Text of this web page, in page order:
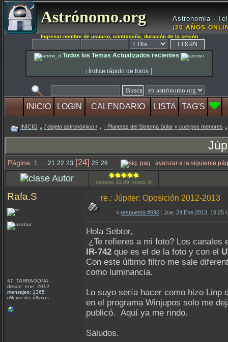
Astrónomo.org Astronomía ·
¡20 AÑOS
Ingresar nombre de usuario, contraseña, duración de la sesión
Todos los Temas Actualizados recientes
| Índice rápido de foros |
INICIO LOGIN CALENDARIO LISTA TAG'S
INICIO / objeto astronómico / · Planetas del Sistema Solar y cuerpos menores
Página: 1 21 22 23 [24] 25 26 avanzar a la siguiente
Autor astrons: 11.09 votos: 9
Rafa.S
47 TARRAGONA
desde: ene, 2012
mensajes: 1365
clik ver los últimos
re.: Júpiter: Oposición 2012-2013
« respuesta #690 : Jue, 24 Ene 2013, 19:25
Hola Sebtor,
¿Te refieres a mi foto? Los canales
IR-742 que es el de la foto y con el
Con este último filtro me sale
como luminancia.
Lo suyo sería hacer como hizo Linp
en el programa Winjupos solo me
publicó. Aquí ya me rindo.
Saludos.